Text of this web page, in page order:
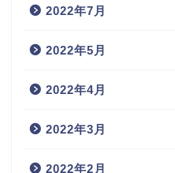
2022年7月
2022年5月
2022年4月
2022年3月
2022年2月